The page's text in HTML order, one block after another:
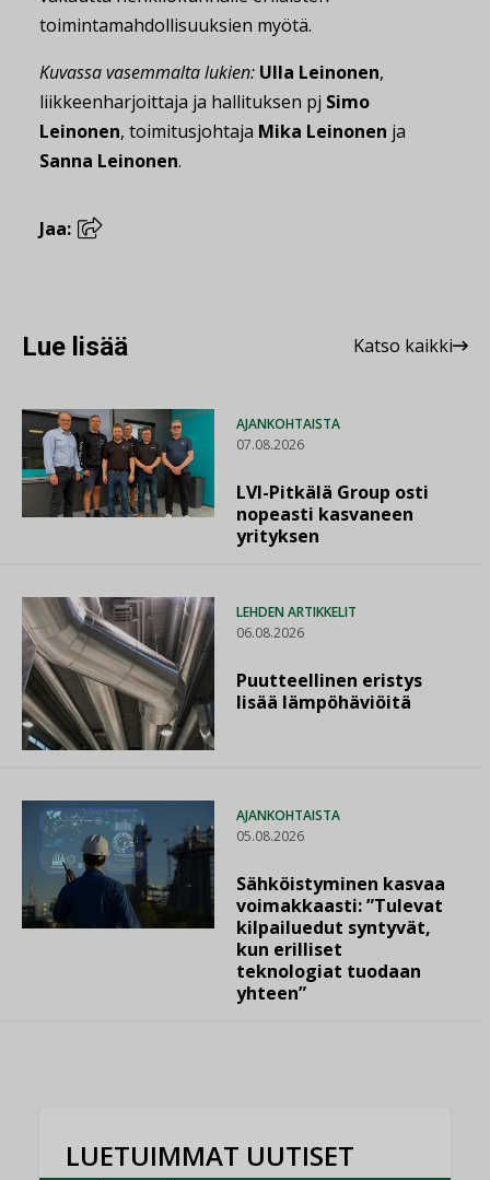
toimintamahdollisuuksien myötä.
Kuvassa vasemmalta lukien: Ulla Leinonen,
liikkeenharjoittaja ja hallituksen pj Simo
Leinonen, toimitusjohtaja Mika Leinonen ja
Sanna Leinonen.
Jaa:
Lue lisää Katso kaikki
AJANKOHTAISTA
07.08.2026
LVI-Pitkälä Group osti
nopeasti kasvaneen
yrityksen
LEHDEN ARTIKKELIT
06.08.2026
Puutteellinen eristys
lisää lämpöhäviöitä
AJANKOHTAISTA
05.08.2026
Sähköistyminen kasvaa
voimakkaasti: ”Tulevat
kilpailuedut syntyvät,
kun erilliset
teknologiat tuodaan
yhteen”
LUETUIMMAT UUTISET